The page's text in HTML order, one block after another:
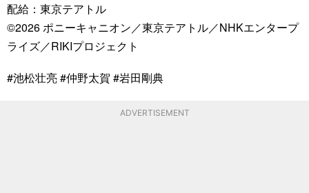
配給：東京テアトル
©2026 ポニーキャニオン／東京テアトル／NHKエンタープ
ライズ／RIKIプロジェクト
#池松壮亮 #仲野太賀 #岩田剛典
ADVERTISEMENT